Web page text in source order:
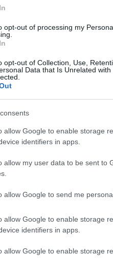
opt-out of processing my
opt-out of Collection, Use,
Data that Is Unrelated
allow Google to enable storage
identifiers in apps.
allow my user data to be sent to
allow Google to send me
allow Google to enable storage
identifiers in apps.
allow Google to enable storage
στο
την
πολλά πράγματα στο
- 20:03
Ιωαννίδης
έχει
ο γνωστός σεφ για τη